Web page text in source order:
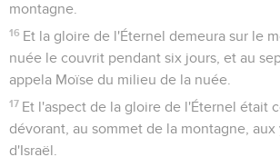
montagne.
16 Et la gloire de l'Éternel demeura sur le
nuée le couvrit pendant six jours, et au
appela Moïse du milieu de la nuée.
17 Et l'aspect de la gloire de l'Éternel était
dévorant, au sommet de la montagne,
d'Israël.